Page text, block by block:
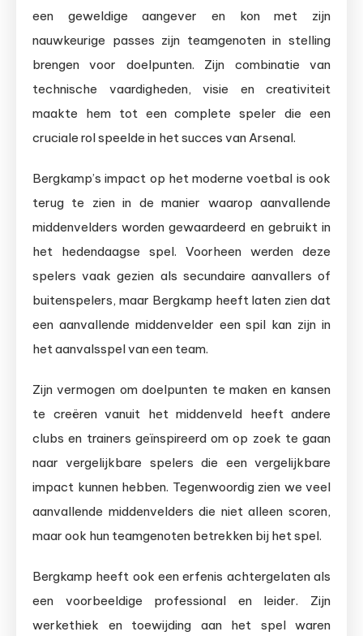
een geweldige aangever en kon met zijn
nauwkeurige passes zijn teamgenoten in stelling
brengen voor doelpunten. Zijn combinatie van
technische vaardigheden, visie en creativiteit
maakte hem tot een complete speler die een
cruciale rol speelde in het succes van Arsenal.
Bergkamp’s impact op het moderne voetbal is ook
terug te zien in de manier waarop aanvallende
middenvelders worden gewaardeerd en gebruikt in
het hedendaagse spel. Voorheen werden deze
spelers vaak gezien als secundaire aanvallers of
buitenspelers, maar Bergkamp heeft laten zien dat
een aanvallende middenvelder een spil kan zijn in
het aanvalsspel van een team.
Zijn vermogen om doelpunten te maken en kansen
te creëren vanuit het middenveld heeft andere
clubs en trainers geïnspireerd om op zoek te gaan
naar vergelijkbare spelers die een vergelijkbare
impact kunnen hebben. Tegenwoordig zien we veel
aanvallende middenvelders die niet alleen scoren,
maar ook hun teamgenoten betrekken bij het spel.
Bergkamp heeft ook een erfenis achtergelaten als
een voorbeeldige professional en leider. Zijn
werkethiek en toewijding aan het spel waren